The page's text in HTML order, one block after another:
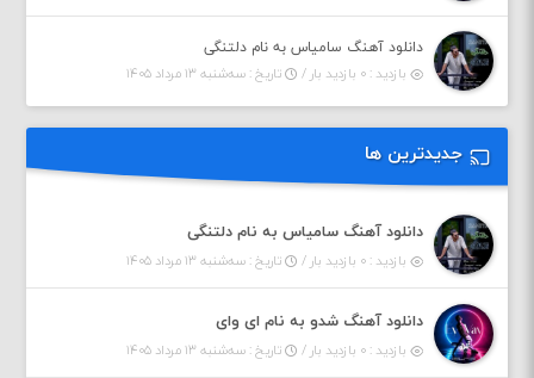
دانلود آهنگ سامیاس به نام دلتنگی
بازدید : ۰ بازدید بار /
تاریخ : سه‌شنبه ۱۳ مرداد ۱۴۰۵
جدیدترین ها
دانلود آهنگ سامیاس به نام دلتنگی
بازدید : ۰ بازدید بار / تاریخ : سه‌شنبه ۱۳ مرداد ۱۴۰۵
دانلود آهنگ شدو به نام ای وای
بازدید : ۰ بازدید بار / تاریخ : سه‌شنبه ۱۳ مرداد ۱۴۰۵